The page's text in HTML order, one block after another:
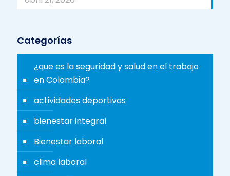
Categorías
¿que es la seguridad y salud en el trabajo
en Colombia?
actividades deportivas
bienestar integral
Bienestar laboral
clima laboral